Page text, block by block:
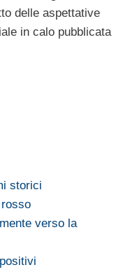
delle aspettative
in calo pubblicata
storici
verso la